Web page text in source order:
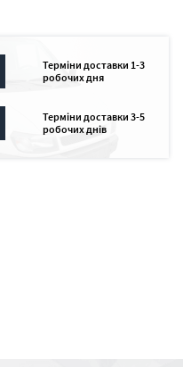
Терміни доставки 1-3
робочих дня
Терміни доставки 3-5
робочих днів